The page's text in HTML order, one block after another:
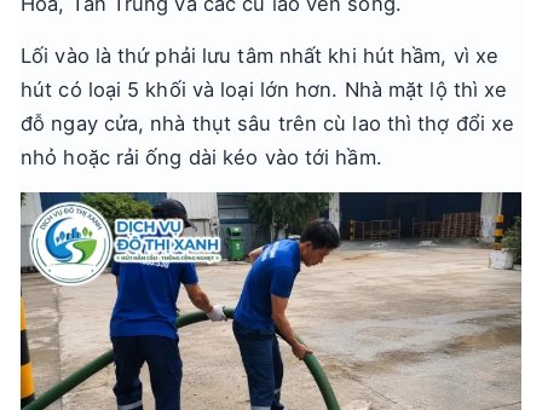
Lối vào là thứ phải lưu tâm nhất khi hút hầm, vì xe
hút có loại 5 khối và loại lớn hơn. Nhà mặt lộ thì xe
đỗ ngay cửa, nhà thụt sâu trên cù lao thì thợ đổi xe
nhỏ hoặc rải ống dài kéo vào tới hầm.